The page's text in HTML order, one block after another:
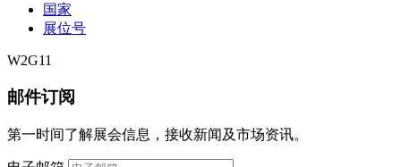
国家
展位号
W2G11
邮件订阅
第一时间了解展会信息，接收新闻及市场资讯。